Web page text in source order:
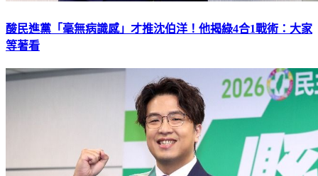
酸民進黨「毫無病識感」才推沈伯洋！他揭綠4合1戰術：大家
等著看